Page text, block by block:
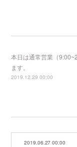
本日は通常営業（
ます。
2019.12.29 00:00
2019.06.27 00:00